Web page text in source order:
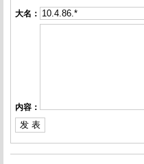
大名：
内容：